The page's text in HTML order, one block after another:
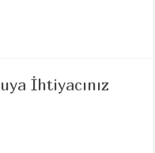
İhtiyacınız